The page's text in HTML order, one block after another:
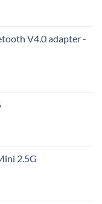
V4.0 adapter -
2.5G